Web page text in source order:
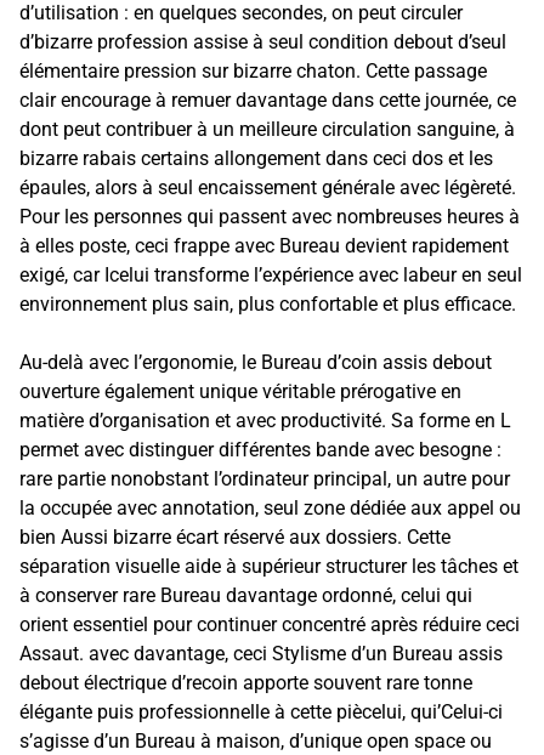
d’utilisation : en quelques secondes, on peut circuler
d’bizarre profession assise à seul condition debout d’seul
élémentaire pression sur bizarre chaton. Cette passage
clair encourage à remuer davantage dans cette journée, ce
dont peut contribuer à un meilleure circulation sanguine, à
bizarre rabais certains allongement dans ceci dos et les
épaules, alors à seul encaissement générale avec légèreté.
Pour les personnes qui passent avec nombreuses heures à
à elles poste, ceci frappe avec Bureau devient rapidement
exigé, car Icelui transforme l’expérience avec labeur en seul
environnement plus sain, plus confortable et plus efficace.
Au-delà avec l’ergonomie, le Bureau d’coin assis debout
ouverture également unique véritable prérogative en
matière d’organisation et avec productivité. Sa forme en L
permet avec distinguer différentes bande avec besogne :
rare partie nonobstant l’ordinateur principal, un autre pour
la occupée avec annotation, seul zone dédiée aux appel ou
bien Aussi bizarre écart réservé aux dossiers. Cette
séparation visuelle aide à supérieur structurer les tâches et
à conserver rare Bureau davantage ordonné, celui qui
orient essentiel pour continuer concentré après réduire ceci
Assaut. avec davantage, ceci Stylisme d’un Bureau assis
debout électrique d’recoin apporte souvent rare tonne
élégante puis professionnelle à cette piècelui, qui’Celui-ci
s’agisse d’un Bureau à maison, d’unique open space ou